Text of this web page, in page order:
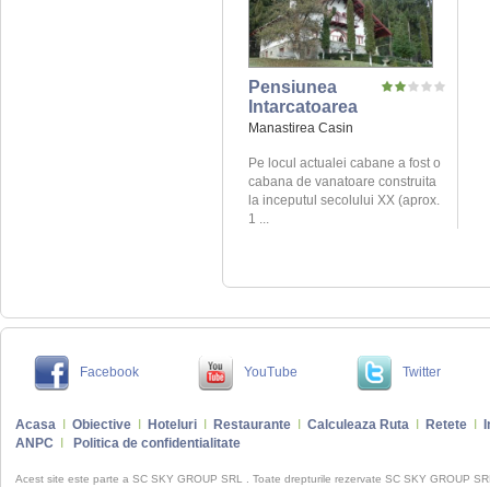
Pensiunea
Intarcatoarea
Manastirea Casin
Pe locul actualei cabane a fost o
cabana de vanatoare construita
la inceputul secolului XX (aprox.
1 ...
Facebook YouTube Twitter
Acasa Obiective Hoteluri Restaurante Calculeaza Ruta Retete
ANPC
Politica de confidentialitate
Acest site este parte a SC SKY GROUP SRL . Toate drepturile rezervate SC SKY GROUP